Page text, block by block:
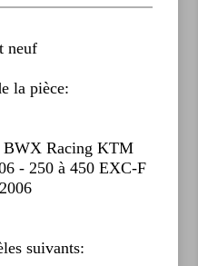
neuf
la pièce:
BWX Racing KTM
- 250 à 450 EXC-F
suivants: